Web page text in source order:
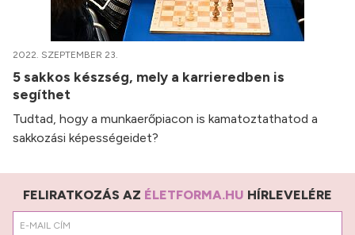
2022. SZEPTEMBER 23.
5 sakkos készség, mely a karrieredben is
segíthet
Tudtad, hogy a munkaerőpiacon is kamatoztathatod a
sakkozási képességeidet?
FELIRATKOZÁS AZ ÉLETFORMA.HU HÍRLEVELÉRE